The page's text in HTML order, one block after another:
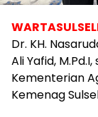
Dr. KH.
Ali Yafid,
Kementerian
Kemenag